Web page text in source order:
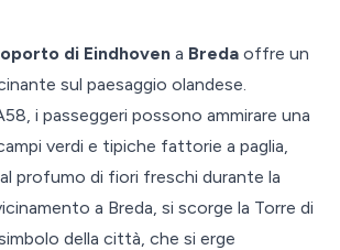
di Eindhoven a Breda offre un
sul paesaggio olandese.
i passeggeri possono ammirare una
verdi e tipiche fattorie a paglia,
profumo di fiori freschi durante la
a Breda, si scorge la Torre di
della città, che si erge